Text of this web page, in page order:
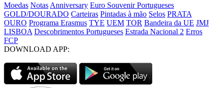
Moedas Notas Anniversary Euro Souvenir Portugueses
GOLD/DOURADO Carteiras Pintadas à mão Selos PRATA
OURO Programa Erasmus TYE UEM TOR Bandeira da UE JMJ
LISBOA Descobrimentos Portugueses Estrada Nacional 2 Erros
FCP
DOWNLOAD APP: